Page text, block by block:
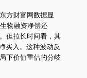
方财富网数据显
物融资净偿还
但拉长时间看，其
买入。这种波动反
下价值重估的分歧